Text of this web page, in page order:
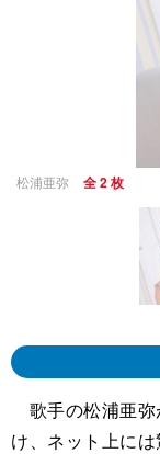
松浦亜弥 全 2 枚
歌手の松浦亜弥
け、ネット上には